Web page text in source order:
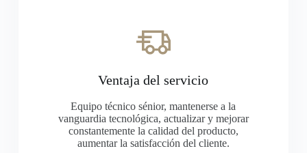
Ventaja del servicio
Equipo técnico sénior, mantenerse a la
vanguardia tecnológica, actualizar y mejorar
constantemente la calidad del producto,
aumentar la satisfacción del cliente.